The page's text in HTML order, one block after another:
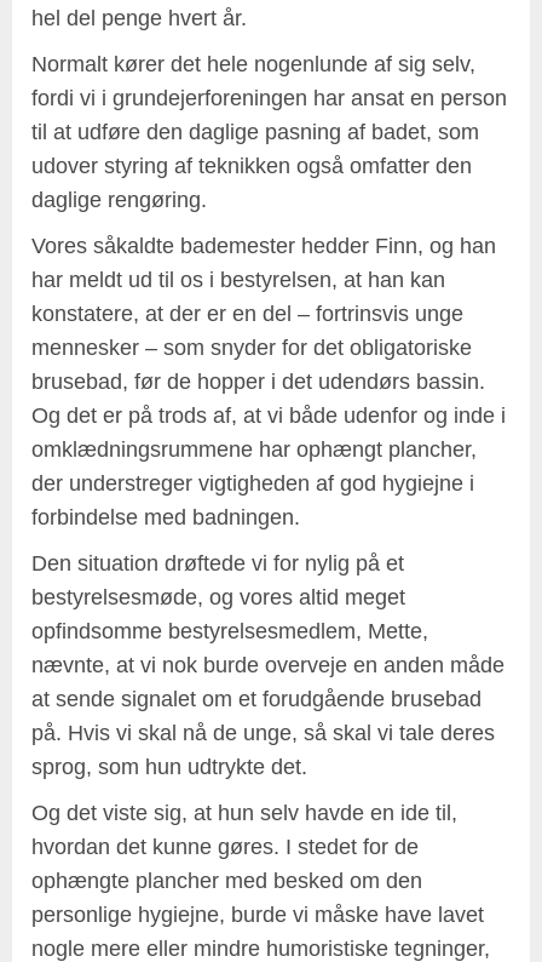
hel del penge hvert år.
Normalt kører det hele nogenlunde af sig selv,
fordi vi i grundejerforeningen har ansat en person
til at udføre den daglige pasning af badet, som
udover styring af teknikken også omfatter den
daglige rengøring.
Vores såkaldte bademester hedder Finn, og han
har meldt ud til os i bestyrelsen, at han kan
konstatere, at der er en del – fortrinsvis unge
mennesker – som snyder for det obligatoriske
brusebad, før de hopper i det udendørs bassin.
Og det er på trods af, at vi både udenfor og inde i
omklædningsrummene har ophængt plancher,
der understreger vigtigheden af god hygiejne i
forbindelse med badningen.
Den situation drøftede vi for nylig på et
bestyrelsesmøde, og vores altid meget
opfindsomme bestyrelsesmedlem, Mette,
nævnte, at vi nok burde overveje en anden måde
at sende signalet om et forudgående brusebad
på. Hvis vi skal nå de unge, så skal vi tale deres
sprog, som hun udtrykte det.
Og det viste sig, at hun selv havde en ide til,
hvordan det kunne gøres. I stedet for de
ophængte plancher med besked om den
personlige hygiejne, burde vi måske have lavet
nogle mere eller mindre humoristiske tegninger,